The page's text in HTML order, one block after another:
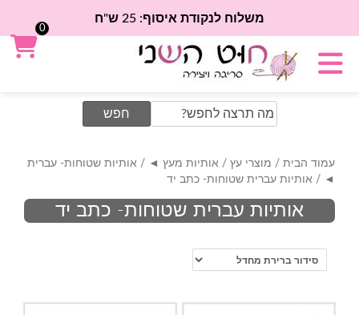
משלוח לנקודת איסוף: 25 ש"ח
Search
for:
עמוד הבית / מוצרי עץ / אותיות מעץ ◄ / אותיות שטוחות- עברית
◄ / אותיות עברית שטוחות- כתב יד
אותיות עברית שטוחות- כתב יד
0